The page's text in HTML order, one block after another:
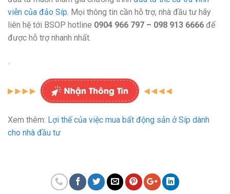
viễn của đảo Síp. Mọi thông tin cần hỗ trợ, nhà đầu tư hãy
liên hệ tới BSOP hotline 0904 966 797 – 098 913 6666 để
được hỗ trợ nhanh nhất.
.
Xem thêm: Lợi thế của việc mua bất động sản ở Síp dành
cho nhà đầu tư